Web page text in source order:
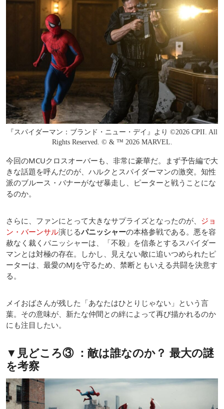
『スパイダーマン：ブランド・ニュー・デイ』より ©2026 CPII. All
Rights Reserved. © & ™ 2026 MARVEL.
今回のMCUクロスオーバーも、非常に豪華だ。まず予告編で大
きな話題を呼んだのが、ハルクとスパイダーマンの激突。知性
派のブルース・バナーがなぜ暴走し、ピーターと戦うことにな
るのか。
さらに、ファンにとって大きなサプライズとなったのが、 ジョ
ン・バーンサル演じるパニッシャーの本格参戦である。悪を容
赦なく裁くパニッシャーは、「不殺」を信条とするスパイダー
マンとは対極の存在。しかし、見えない敵に追いつめられたピ
ーターは、最愛のMJを守るため、禁断ともいえる共闘を決意す
る。
メイおばさんが残した「あなたはひとりじゃない」という言
葉。その意味が、新たな仲間との絆によって再び描かれるのか
にも注目したい。
▼見どころ③ ：敵は誰なのか？ 最大の謎
を考察